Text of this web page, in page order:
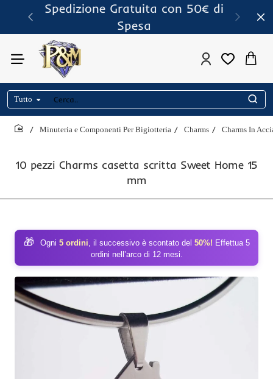
Spedizione Gratuita con 50€ di
Spesa
Tutto
Cerca..
10 pezzi Charms casetta scritta Sweet Home 15
mm
Minuteria e Componenti Per Bigiotteria Charms Charms In
🎁 Ogni 5 ordini, il successivo è scontato del 50%! Effettua 5
ordini nell’arco di 12 mesi.